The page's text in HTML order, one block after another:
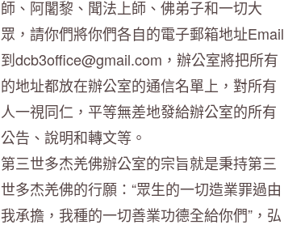
師、阿闍黎、聞法上師、佛弟子和一切大
眾，請你們將你們各自的電子郵箱地址Email
到dcb3office@gmail.com，辦公室將把所有
的地址都放在辦公室的通信名單上，對所有
人一視同仁，平等無差地發給辦公室的所有
公告、說明和轉文等。
第三世多杰羌佛辦公室的宗旨就是秉持第三
世多杰羌佛的行願：“眾生的一切造業罪過由
我承擔，我種的一切善業功德全給你們”，弘